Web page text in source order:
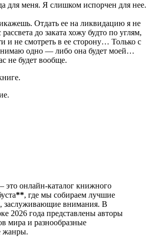
для меня. Я слишком испорчен для нее.
Отдать ее на ликвидацию я не
до заката хожу будто по углям,
и не смотреть в ее сторону… Только с
одно — либо она будет моей…
не будет вообще.
это онлайн-каталог книжного
**, где мы собираем лучшие
заслуживающие внимания. В
2026 года представлены авторы
мира и разнообразные
жанры.